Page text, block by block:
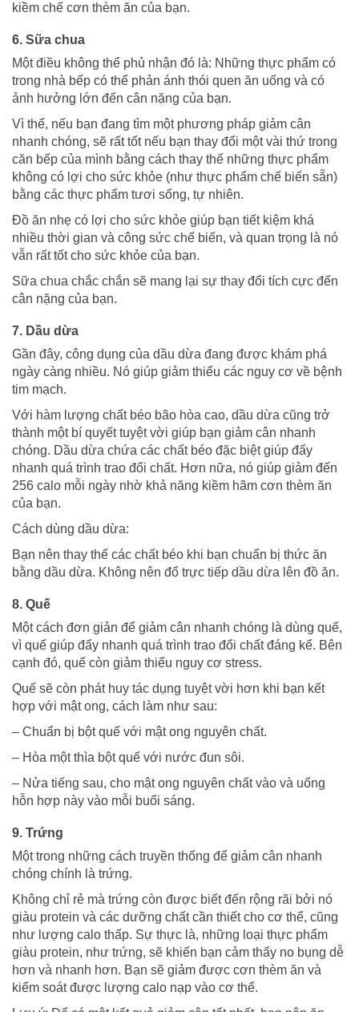
kiềm chế cơn thèm ăn của bạn.
6. Sữa chua
Một điều không thể phủ nhận đó là: Những thực phẩm có
trong nhà bếp có thể phản ánh thói quen ăn uống và có
ảnh hưởng lớn đến cân nặng của bạn.
Vì thế, nếu bạn đang tìm một phương pháp giảm cân
nhanh chóng, sẽ rất tốt nếu bạn thay đổi một vài thứ trong
căn bếp của mình bằng cách thay thế những thực phẩm
không có lợi cho sức khỏe (như thực phẩm chế biến sẵn)
bằng các thực phẩm tươi sống, tự nhiên.
Đồ ăn nhẹ có lợi cho sức khỏe giúp bạn tiết kiệm khá
nhiều thời gian và công sức chế biến, và quan trọng là nó
vẫn rất tốt cho sức khỏe của bạn.
Sữa chua chắc chắn sẽ mang lại sự thay đổi tích cực đến
cân nặng của bạn.
7. Dầu dừa
Gần đây, công dụng của dầu dừa đang được khám phá
ngày càng nhiều. Nó giúp giảm thiểu các nguy cơ về bệnh
tim mạch.
Với hàm lượng chất béo bão hòa cao, dầu dừa cũng trở
thành một bí quyết tuyệt vời giúp bạn giảm cân nhanh
chóng. Dầu dừa chứa các chất béo đặc biệt giúp đẩy
nhanh quá trình trao đổi chất. Hơn nữa, nó giúp giảm đến
256 calo mỗi ngày nhờ khả năng kiềm hãm cơn thèm ăn
của bạn.
Cách dùng dầu dừa:
Bạn nên thay thế các chất béo khi bạn chuẩn bị thức ăn
bằng dầu dừa. Không nên đổ trực tiếp dầu dừa lên đồ ăn.
8. Quế
Một cách đơn giản để giảm cân nhanh chóng là dùng quế,
vì quế giúp đẩy nhanh quá trình trao đổi chất đáng kể. Bên
cạnh đó, quế còn giảm thiểu nguy cơ stress.
Quế sẽ còn phát huy tác dụng tuyệt vời hơn khi bạn kết
hợp với mật ong, cách làm như sau:
– Chuẩn bị bột quế với mật ong nguyên chất.
– Hòa một thìa bột quế với nước đun sôi.
– Nửa tiếng sau, cho mật ong nguyên chất vào và uống
hỗn hợp này vào mỗi buổi sáng.
9. Trứng
Một trong những cách truyền thống để giảm cân nhanh
chóng chính là trứng.
Không chỉ rẻ mà trứng còn được biết đến rộng rãi bởi nó
giàu protein và các dưỡng chất cần thiết cho cơ thể, cũng
như lượng calo thấp. Sự thực là, những loại thực phẩm
giàu protein, như trứng, sẽ khiến bạn cảm thấy no bụng dễ
hơn và nhanh hơn. Bạn sẽ giảm được cơn thèm ăn và
kiểm soát được lượng calo nạp vào cơ thể.